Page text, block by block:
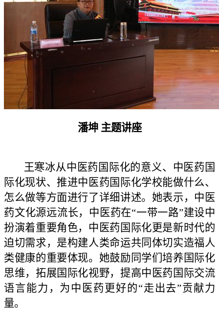
潘坤 主题讲座
王寒冰从中医药国际化的意义、中医药国
际化现状、推进中医药国际化学校能做什么、
怎么做等方面进行了详细讲述。她表示，中医
药文化源远流长，中医药在“一带一路”建设中
扮演着重要角色，中医药国际化更是新时代的
迫切需求，是构建人类命运共同体切实造福人
类健康的重要体现。 她鼓励同学们培养国际化
思维，拓展国际化视野，提高中医药国际交流
语言能力，为中医药更好的“走出去”贡献力
量。